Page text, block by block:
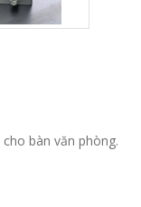
bàn văn phòng.